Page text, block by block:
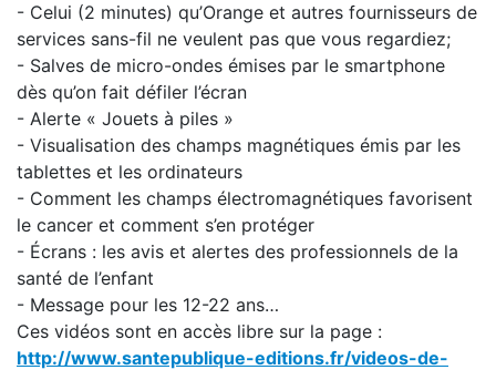
- Celui (2 minutes) qu’Orange et autres fournisseurs de
services sans-fil ne veulent pas que vous regardiez;
- Salves de micro-ondes émises par le smartphone
dès qu’on fait défiler l’écran
- Alerte « Jouets à piles »
- Visualisation des champs magnétiques émis par les
tablettes et les ordinateurs
- Comment les champs électromagnétiques favorisent
le cancer et comment s’en protéger
- Écrans : les avis et alertes des professionnels de la
santé de l’enfant
- Message pour les 12-22 ans…
Ces vidéos sont en accès libre sur la page :
http://www.santepublique-editions.fr/videos-de-